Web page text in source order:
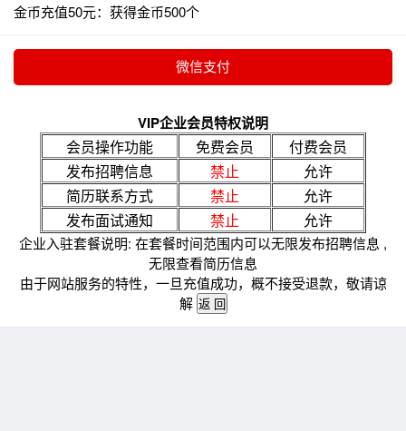
金币充值50元：获得金币500个
VIP企业会员特权说明
会员操作功能 免费会员
付费会员
发布招聘信息
禁止
允许
简历联系方式
禁止
允许
发布面试通知
禁止 允许
企业入驻套餐说明: 在套餐时间范围内可以无限发布招聘信息 ,
无限查看简历信息
由于网站服务的特性，一旦充值成功，概不接受退款，敬请谅
解